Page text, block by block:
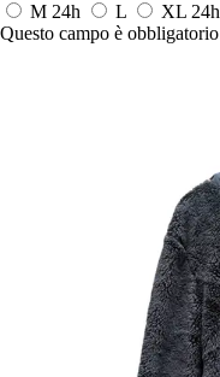
M 24h L XL 24h
Questo campo è obbligatorio